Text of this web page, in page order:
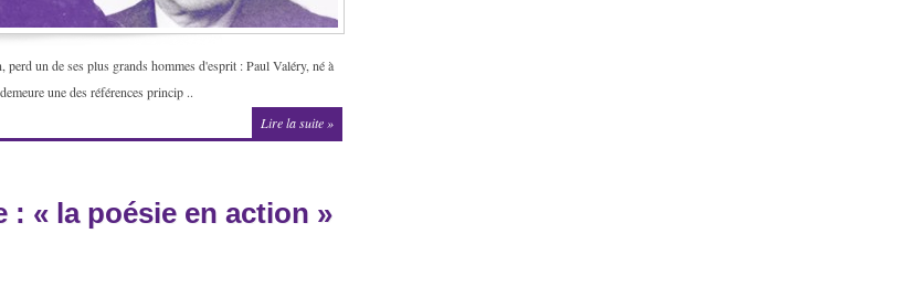
un de ses plus grands hommes d'esprit : Paul Valéry, né à
une des références princip ..
Lire la suite »
: « la poésie en action »